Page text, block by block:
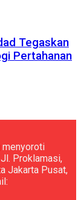
Tegaskan
Pertahanan
menyoroti
Proklamasi,
Jakarta Pusat,